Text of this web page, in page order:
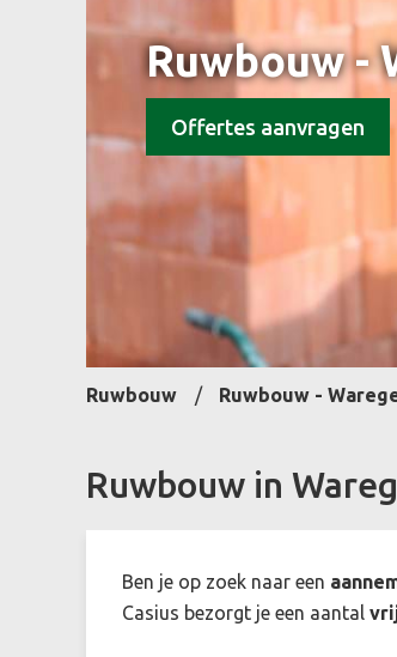
Ruwbouw -
Offertes aanvragen
Ruwbouw Ruwbouw -
Ruwbouw in
Ben je op zoek naar een
Casius bezorgt je een aantal